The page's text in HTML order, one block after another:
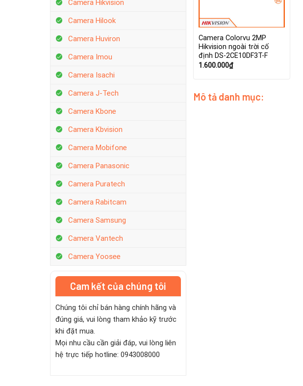
Camera Hikvision
Camera Hilook
Camera Huviron
Camera Imou
Camera Isachi
Camera J-Tech
Camera Kbone
Camera Kbvision
Camera Mobifone
Camera Panasonic
Camera Puratech
Camera Rabitcam
Camera Samsung
Camera Vantech
Camera Yoosee
Cam kết của chúng tôi
Chúng tôi chỉ bán hàng chính hãng và
đúng giá, vui lòng tham khảo kỹ trước
khi đặt mua.
Mọi nhu cầu cần giải đáp, vui lòng liên
hệ trực tiếp hotline: 0943008000
Camera Colorvu 2MP
Hikvision ngoài trời cố
định DS-2CE10DF3T-F
1.600.000₫
Mô tả danh mục: